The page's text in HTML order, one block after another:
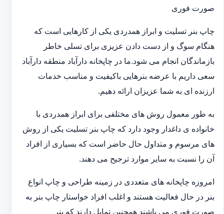
صورت فوری
چاپ بنر تسلیت و ابراز همدردی یکی از کارهایی است که
هنگام سوگ و از دست دادن عزیزی برای تسلی خاطر
بازماندگان انجام می شود.ما در چاپخانه دارآباد منطقه دارآباد
سعی داریم با عرضه بنرهایی باکیفیت و مناسب خدمات
ارزنده ای به شما عزیزان ارائه دهیم.
به طور معمول روش های مختلفی برای ابراز همدردی با
خانواده ی داغدار وجود دارد که چاپ بنر تسلیت یکی از روش
های مرسوم و متداول حال حاضر است که بسیاری از افراد
آن را نسبت به سایر موارد ترجیح می دهند.
امروزه چاپخانه های متعددی در زمینه طراحی و چاپ انواع
بنر در حال فعالیت هستند و اغلب افراد خواستار چاپ بنر به
صورت فوری می باشند همچنین تمایل دارند که بنر